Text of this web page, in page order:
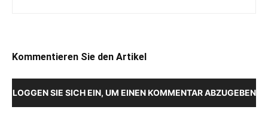
Kommentieren Sie den Artikel
LOGGEN SIE SICH EIN, UM EINEN KOMMENTAR ABZUGEBEN